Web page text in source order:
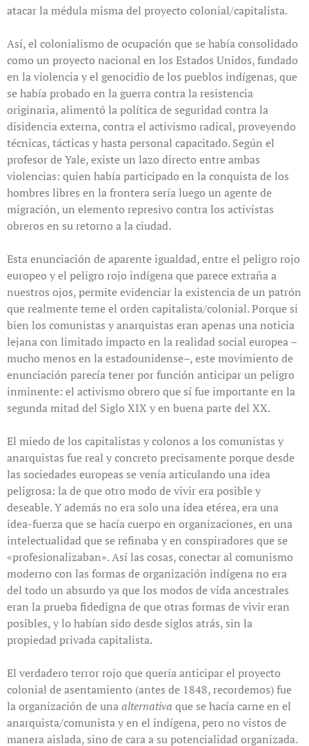
atacar la médula misma del proyecto colonial/capitalista.
Así, el colonialismo de ocupación que se había consolidado
como un proyecto nacional en los Estados Unidos, fundado
en la violencia y el genocidio de los pueblos indígenas, que
se había probado en la guerra contra la resistencia
originaria, alimentó la política de seguridad contra la
disidencia externa, contra el activismo radical, proveyendo
técnicas, tácticas y hasta personal capacitado. Según el
profesor de Yale, existe un lazo directo entre ambas
violencias: quien había participado en la conquista de los
hombres libres en la frontera sería luego un agente de
migración, un elemento represivo contra los activistas
obreros en su retorno a la ciudad.
Esta enunciación de aparente igualdad, entre el peligro rojo
europeo y el peligro rojo indígena que parece extraña a
nuestros ojos, permite evidenciar la existencia de un patrón
que realmente teme el orden capitalista/colonial. Porque si
bien los comunistas y anarquistas eran apenas una noticia
lejana con limitado impacto en la realidad social europea –
mucho menos en la estadounidense–, este movimiento de
enunciación parecía tener por función anticipar un peligro
inminente: el activismo obrero que sí fue importante en la
segunda mitad del Siglo XIX y en buena parte del XX.
El miedo de los capitalistas y colonos a los comunistas y
anarquistas fue real y concreto precisamente porque desde
las sociedades europeas se venía articulando una idea
peligrosa: la de que otro modo de vivir era posible y
deseable. Y además no era solo una idea etérea, era una
idea-fuerza que se hacía cuerpo en organizaciones, en una
intelectualidad que se refinaba y en conspiradores que se
«profesionalizaban». Así las cosas, conectar al comunismo
moderno con las formas de organización indígena no era
del todo un absurdo ya que los modos de vida ancestrales
eran la prueba fidedigna de que otras formas de vivir eran
posibles, y lo habían sido desde siglos atrás, sin la
propiedad privada capitalista.
El verdadero terror rojo que quería anticipar el proyecto
colonial de asentamiento (antes de 1848, recordemos) fue
la organización de unaalternativa que se hacía carne en el
anarquista/comunista y en el indígena, pero no vistos de
manera aislada, sino de cara a su potencialidad organizada.